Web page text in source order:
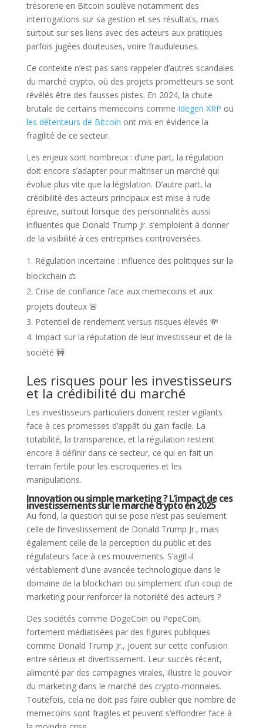
trésorerie en Bitcoin soulève notamment des
interrogations sur sa gestion et ses résultats, mais
surtout sur ses liens avec des acteurs aux pratiques
parfois jugées douteuses, voire frauduleuses.
Ce contexte n’est pas sans rappeler d’autres scandales
du marché crypto, où des projets prometteurs se sont
révélés être des fausses pistes. En 2024, la chute
brutale de certains memecoins comme Idegen XRP ou
les détenteurs de Bitcoin ont mis en évidence la
fragilité de ce secteur.
Les enjeux sont nombreux : d’une part, la régulation
doit encore s’adapter pour maîtriser un marché qui
évolue plus vite que la législation. D’autre part, la
crédibilité des acteurs principaux est mise à rude
épreuve, surtout lorsque des personnalités aussi
influentes que Donald Trump Jr. s’emploient à donner
de la visibilité à ces entreprises controversées.
Régulation incertaine : influence des politiques sur la
blockchain ⚖️
Crise de confiance face aux memecoins et aux
projets douteux 🚨
Potentiel de rendement versus risques élevés 💸
Impact sur la réputation de leur investisseur et de la
société 🚧
Les risques pour les investisseurs
et la crédibilité du marché
Les investisseurs particuliers doivent rester vigilants
face à ces promesses d’appât du gain facile. La
totabilité, la transparence, et la régulation restent
encore à définir dans ce secteur, ce qui en fait un
terrain fertile pour les escroqueries et les
manipulations.
Innovation ou simple marketing ? L’impact de ces
investissements sur le marché crypto en 2025
Au fond, la question qui se pose n’est pas seulement
celle de l’investissement de Donald Trump Jr., mais
également celle de la perception du public et des
régulateurs face à ces mouvements. S’agit-il
véritablement d’une avancée technologique dans le
domaine de la blockchain ou simplement d’un coup de
marketing pour renforcer la notoriété des acteurs ?
Des sociétés comme DogeCoin ou PepeCoin,
fortement médiatisées par des figures publiques
comme Donald Trump Jr., jouent sur cette confusion
entre sérieux et divertissement. Leur succès récent,
alimenté par des campagnes virales, illustre le pouvoir
du marketing dans le marché des crypto-monnaies.
Toutefois, cela ne doit pas faire oublier que nombre de
memecoins sont fragiles et peuvent s’effondrer face à